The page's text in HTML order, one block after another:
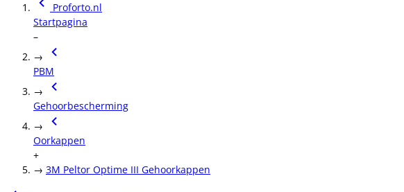
Proforto.nl
Startpagina
–
→
PBM
→
Gehoorbescherming
→
Oorkappen
+
→ 3M Peltor Optime III Gehoorkappen